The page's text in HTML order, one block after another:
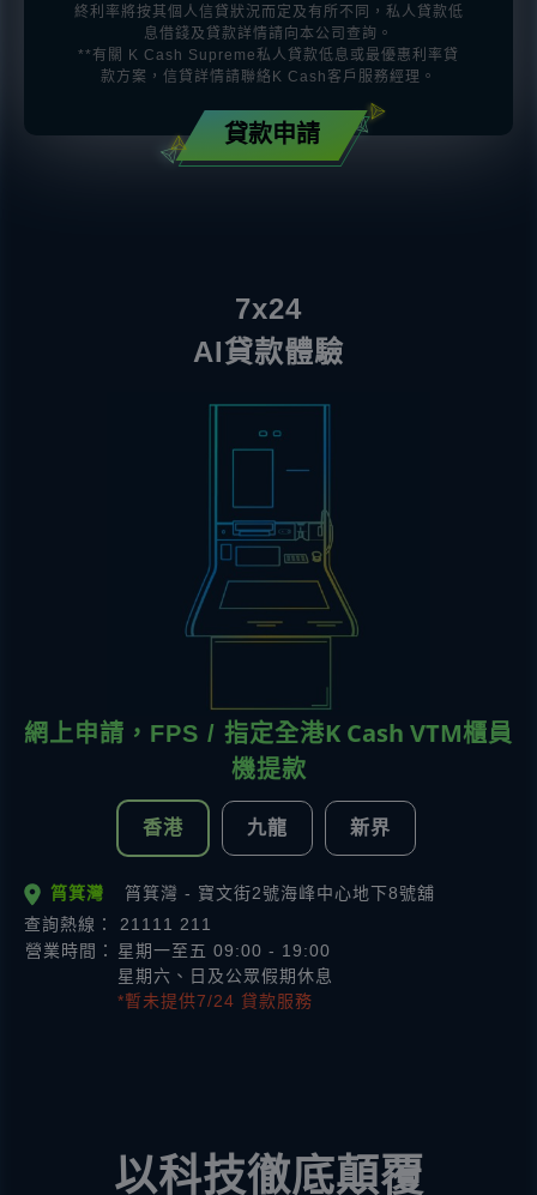
終利率將按其個人信貸狀況而定及有所不同，私人貸款低
息借錢及貸款詳情請向本公司查詢。
**有關 K Cash Supreme私人貸款低息或最優惠利率貸
款方案，信貸詳情請聯絡K Cash客戶服務經理。
貸款申請
7x24
AI貸款體驗
網上申請，FPS / 指定全港K Cash VTM櫃員
機提款
香港 九龍 新界
筲箕灣
筲箕灣 - 寶文街2號海峰中心地下8號舖
查詢熱線： 21111 211
營業時間：
星期一至五 09:00 - 19:00
星期六、日及公眾假期休息
*暫未提供7/24 貸款服務
以科技徹底顛覆